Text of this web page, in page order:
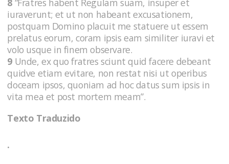
8 “Fratres habent Regulam suam, insuper et
iuraverunt; et ut non habeant excusationem,
postquam Domino placuit me statuere ut essem
prelatus eorum, coram ipsis eam similiter iuravi et
volo usque in finem observare.
9 Unde, ex quo fratres sciunt quid facere debeant
quidve etiam evitare, non restat nisi ut operibus
doceam ipsos, quoniam ad hoc datus sum ipsis in
vita mea et post mortem meam”.
Texto Traduzido
.